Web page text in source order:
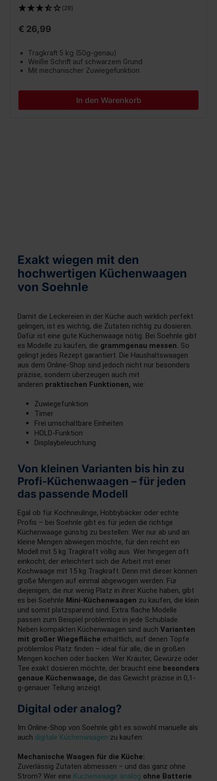
(28)
€ 26,99
Tragkraft 5 kg (50g-genau)
Weiße Schrift auf schwarzem Grund
Mit mechanischer Zuwiegefunktion
In den Warenkorb
Exakt wiegen mit den
hochwertigen Küchenwaagen
von Soehnle
Damit die Leckereien in der Küche auch wirklich perfekt
gelingen, ist es wichtig, die Zutaten richtig zu dosieren.
Dafür ist eine gute Küchenwaage nötig. Bei Soehnle gibt
es Modelle zu kaufen, die grammgenau messen. So
gelingt jedes Rezept garantiert. Die Haushaltswaagen
aus dem Online-Shop sind jedoch nicht nur besonders
präzise, sondern überzeugen auch mit
anderen praktischen Funktionen, wie:
Zuwiegefunktion
Timer
Frei umschaltbare Einheiten
HOLD-Funktion
Displaybeleuchtung
Von kleinen Varianten bis hin zu
Profi-Küchenwaagen – für jeden
das passende Modell
Egal ob für Kochneulinge, Hobbybäcker oder echte
Profis – bei Soehnle gibt es für jeden die richtige
Küchenwaage günstig zu bestellen: Wer nur ab und an
kleine Mengen abwiegen möchte, für den reicht ein
Modell mit 5 kg Tragkraft völlig aus. Wer hingegen oft
einkocht, der erleichtert sich die Arbeit mit einer
Kochwaage mit 15 kg Tragkraft. Denn mit dieser können
große Mengen auf einmal abgewogen werden. Für
diejenigen, die nur wenig Platz in ihrer Küche haben, gibt
es bei Soehnle Mini-Küchenwaagen zu kaufen, die klein
und somit platzsparend sind. Extra flache Modelle
passen zum Beispiel problemlos in jede Schublade.
Neben kompakten Küchenwaagen sind auch Varianten
mit großer Wiegefläche erhältlich, auf denen Töpfe
problemlos Platz finden – ideal für alle, die in großen
Mengen kochen oder backen. Wer Kräuter, Gewürze oder
Tee exakt dosieren möchte, der braucht eine besonders
genaue Küchenwaage, die das Gewicht präzise in 0,1-
g-genauer Teilung anzeigt.
Digital oder analog?
Im Online-Shop von Soehnle gibt es sowohl manuelle als
auch digitale Küchenwaagen zu kaufen:
Mechanische Waagen für die Küche:
Zuverlässig Zutaten abmessen – und das ganz ohne
Strom? Wer eine Küchenwaage analog ohne Batterie